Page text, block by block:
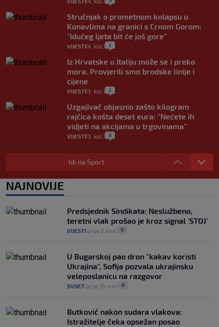
Stručnjak o prometnom kolapsu u
Konavlima na granici s Crnom Gorom:
"Idućeg ljeta bit će još gore"
VIJESTI 4. kol. 3
Iz Hrvatske u Italiju može se i preko
mora. Provjerili smo brodske linije i
cijene
VIJESTI 3. kol. 2
Uzgajivač objasnio zašto kilogram
rajčica košta deset eura: "Nećete ih
vidjeti na akcijama u trgovinama"
VIJESTI 3. kol. 8
Selidba je jedno od stresnijih iskustava.
Evo aktualnih cijena i nekoliko savjeta
0
automobilom na Hvar iz Zagreba, a
koliko iz Osijeka
14
Idi na Sport
NAJNOVIJE
Predsjednik Sindikata: Neslužbeno,
teretni vlak prošao je kroz signal 'STOJ'
VIJESTI prije 2 min 0
U Bugarskoj pao dron "kakav koristi
Ukrajina", Sofija pozvala ukrajinsku
veleposlanicu na razgovor
SVIJET prije 19 min 0
Butković nakon sudara vlakova:
Istražitelje čeka opsežan posao